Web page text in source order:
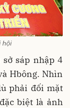
hội
sáp nhập 4
Hbông. Nhìn
phải đối mặt
biệt là ảnh